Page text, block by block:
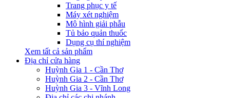
Trang phục y tế
Máy xét nghiệm
Mô hình giải phẫu
Tủ bảo quản thuốc
Dụng cụ thí nghiệm
Xem tất cả sản phẩm
Địa chỉ cửa hàng
Huỳnh Gia 1 - Cần Thơ
Huỳnh Gia 2 - Cần Thơ
Huỳnh Gia 3 - Vĩnh Long